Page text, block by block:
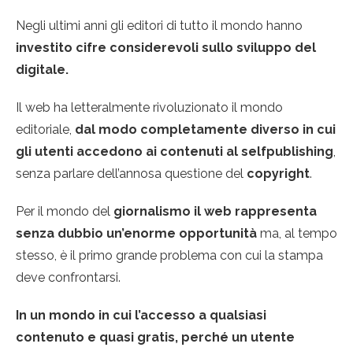
Negli ultimi anni gli editori di tutto il mondo hanno
investito cifre considerevoli sullo sviluppo del
digitale.
Il web ha letteralmente rivoluzionato il mondo
editoriale, dal modo completamente diverso in cui
gli utenti accedono ai contenuti al selfpublishing,
senza parlare dell’annosa questione del copyright.
Per il mondo del giornalismo il web rappresenta
senza dubbio un’enorme opportunità ma, al tempo
stesso, è il primo grande problema con cui la stampa
deve confrontarsi.
In un mondo in cui l’accesso a qualsiasi
contenuto e quasi gratis, perché un utente